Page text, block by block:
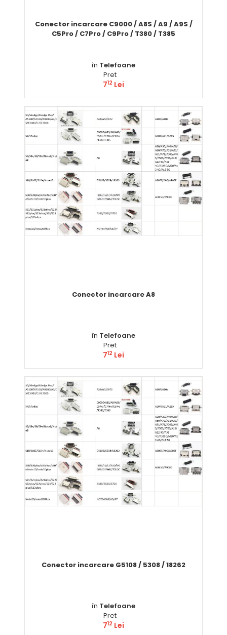
Conector incarcare C9000 / A8S / A9 / A9S /
C5Pro / C7Pro / C9Pro / T380 / T385
în Telefoane
Pret
712 Lei
Comandă
Conector incarcare A8
în Telefoane
Pret
712 Lei
Comandă
Conector incarcare G5108 / 5308 / 18262
în Telefoane
Pret
712 Lei